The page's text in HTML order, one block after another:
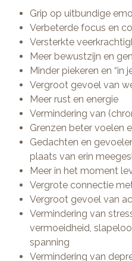
Grip op uitbundige
Verbeterde focus en
Versterkte
Meer bewustzijn en
Minder piekeren en “in
Vergroot gevoel van
Meer rust en energie
Vermindering van
Grenzen beter voelen
Gedachten en
plaats van erin
Meer in het moment
Vergrote connectie
Vergroot gevoel van
Vermindering van
vermoeidheid,
spanning
Vermindering van